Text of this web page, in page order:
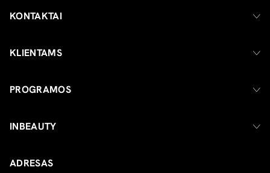
KONTAKTAI
KLIENTAMS
PROGRAMOS
INBEAUTY
ADRESAS